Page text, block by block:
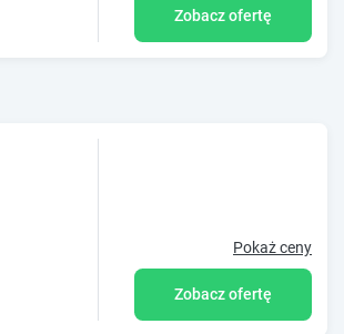
Zobacz ofertę
Pokaż ceny
Zobacz ofertę